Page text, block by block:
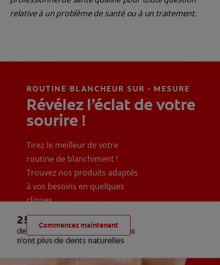
relative à un problème de santé ou à un traitement.
ROUTINE BLANCHEUR SUR - MESURE
Révélez l’éclat de votre
sourire !
Tirez le meilleur de votre
routine de blanchiment !
Trouvez nos produits adaptés
à vos besoins en quelques
cliques
Commencez maintenant